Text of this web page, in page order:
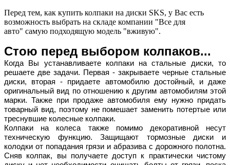
Перед тем, как купить колпаки на диски SKS, у Вас есть
возможность выбрать на складе компании "Все для
авто" самую подходящую модель "вживую".
Стою перед выбором колпаков...
Когда Вы устанавливаете колпаки на стальные диски, то
решаете две задачи. Первая - закрываете черные стальные
диски, вторая - придаете автомобилю достойный, и даже
оригинальный вид по отношению к другим автомобилям этой
марки. Также при продаже автомобиля ему нужно придать
товарный вид, поэтому не помешает заменить потертые или
треснувшие колесные колпаки.
Колпаки на колеса также помимо декоративной несут
техническую функцию. Защищают тормозные диски и
колодки от попадания грязи и абразива с дорожного полотна.
Сняв колпак, вы получаете доступ к практически чистому